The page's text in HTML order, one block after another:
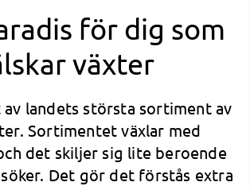
för dig som
växter
landets största sortiment av
Sortimentet växlar med
det skiljer sig lite beroende
Det gör det förstås extra